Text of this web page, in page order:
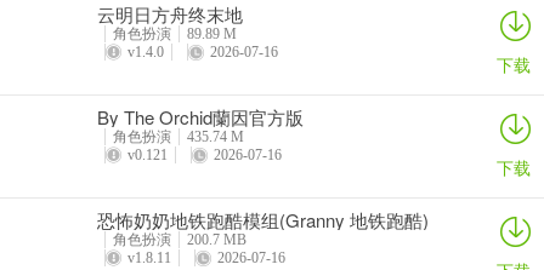
云明日方舟终末地
角色扮演
89.89 M
v1.4.0
2026-07-16 下载
By The Orchid蘭因官方版
角色扮演
435.74 M
v0.121
2026-07-16 下载
恐怖奶奶地铁跑酷模组(Granny 地铁跑酷)
角色扮演
200.7 MB
v1.8.11
2026-07-16